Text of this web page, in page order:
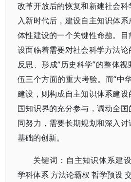
改革开放后的恢复和新建社会
入新时代后，建设自主知识体
体性建设的一个关键性命题。
设面临着需要对社会科学方法
反思、形成“历史科学”的整体
伍三个方面的重大考验。而“中
建设，则构成自主知识体系建
国知识界的充分参与，调动全
同努力，需要长期规划和深入
基础的创新。
关键词：自主知识体系建
学科体系 方法论霸权 哲学预设